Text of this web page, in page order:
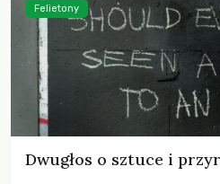
Dwugłos o sztuce i
Felietony